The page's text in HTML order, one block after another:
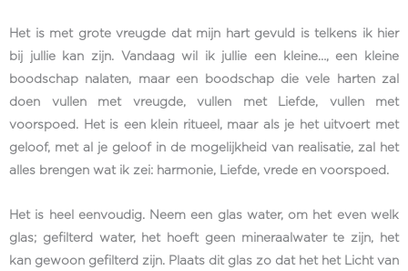
Het is met grote vreugde dat mijn hart gevuld is telkens ik hier
bij jullie kan zijn. Vandaag wil ik jullie een kleine…, een kleine
boodschap nalaten, maar een boodschap die vele harten zal
doen vullen met vreugde, vullen met Liefde, vullen met
voorspoed. Het is een klein ritueel, maar als je het uitvoert met
geloof, met al je geloof in de mogelijkheid van realisatie, zal het
alles brengen wat ik zei: harmonie, Liefde, vrede en voorspoed.
Het is heel eenvoudig. Neem een glas water, om het even welk
glas; gefilterd water, het hoeft geen mineraalwater te zijn, het
kan gewoon gefilterd zijn. Plaats dit glas zo dat het het Licht van